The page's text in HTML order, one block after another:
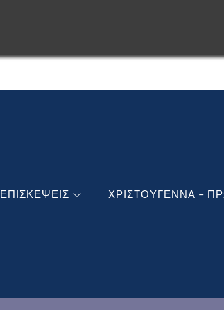
ΕΠΙΣΚΕΨΕΙΣ ΧΡΙΣΤΟΥΓΕΝΝΑ –